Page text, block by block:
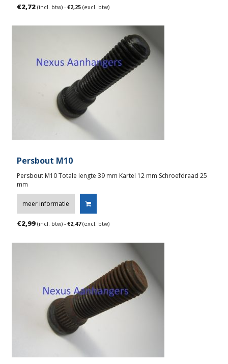
€2,72 (incl. btw) - €2,25(excl. btw)
Persbout M10
Persbout M10 Totale lengte 39 mm Kartel 12 mm Schroefdraad 25
mm
meer informatie
€2,99 (incl. btw) - €2,47(excl. btw)